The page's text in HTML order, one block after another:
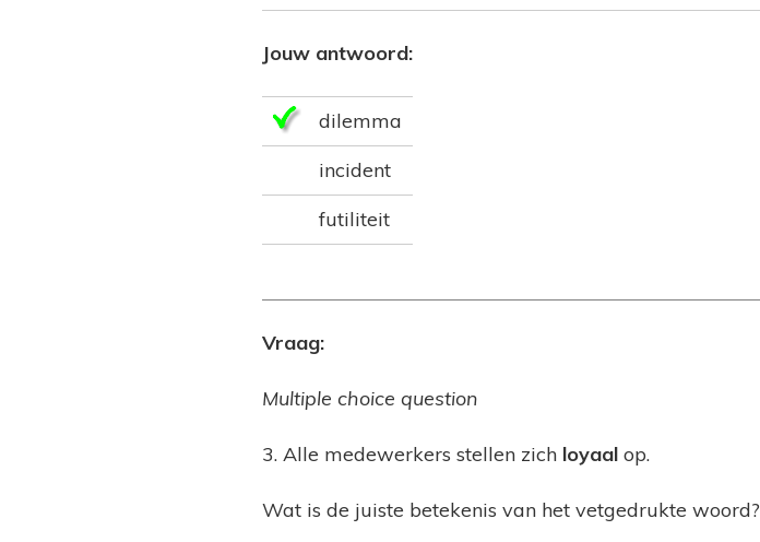
Jouw antwoord:
dilemma
incident
futiliteit
Vraag:
Multiple choice question
3. Alle medewerkers stellen zich loyaal op.
Wat is de juiste betekenis van het vetgedrukte woord?